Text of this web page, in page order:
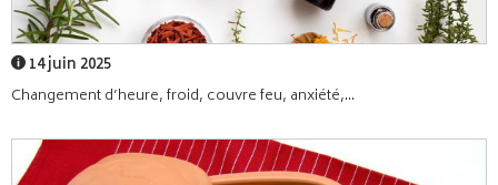
14 juin 2025
Changement d’heure, froid, couvre feu, anxiété,...